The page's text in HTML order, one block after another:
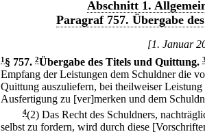
Abschnitt 1.
Paragraf 757. Übergabe
[1. Januar
1 § 757. 2Übergabe des Titels und Quittung. 3
Empfang der Leistungen dem Schuldner die
Quittung auszuliefern, bei theilweiser Leistung
Ausfertigung zu [ver]merken und dem
4(2) Das Recht des Schuldners,
selbst zu fordern, wird durch diese